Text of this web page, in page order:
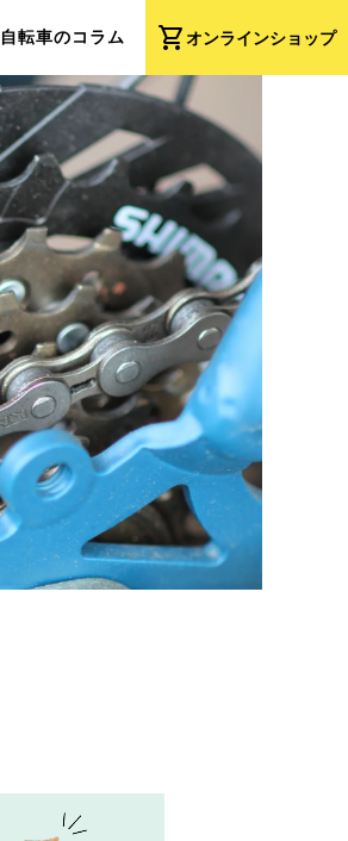
shopping_cartオンラインショップ
自転車のコラム